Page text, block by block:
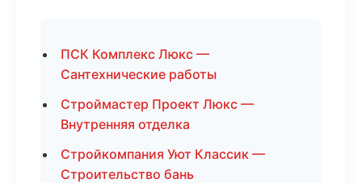
ПСК Комплекс Люкс —
Сантехнические работы
Строймастер Проект Люкс —
Внутренняя отделка
Стройкомпания Уют Классик —
Строительство бань